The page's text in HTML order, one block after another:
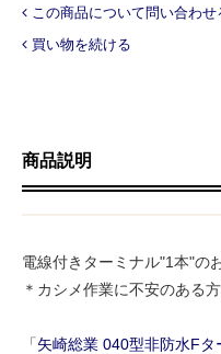
この商品について問い合わせ
買い物を続ける
商品説明
電線付きターミナル"1本"の
＊カシメ作業に不安のある
「矢崎総業 040型非防水Fタ